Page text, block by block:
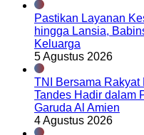
Pastikan Layanan
hingga Lansia,
Keluarga
5 Agustus 2026
TNI Bersama Rakyat
Tandes Hadir dalam
Garuda Al Amien
4 Agustus 2026